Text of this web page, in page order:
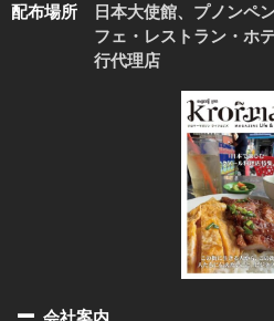
配布場所
日本大使館、プノンペ
フェ・レストラン・ホ
行代理店
会社案内